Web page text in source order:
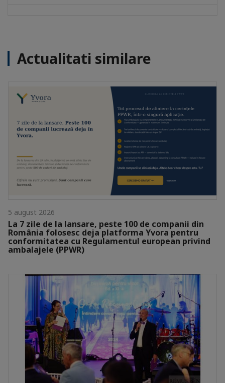
Actualitati similare
5 august 2026
La 7 zile de la lansare, peste 100 de companii din
România folosesc deja platforma Yvora pentru
conformitatea cu Regulamentul european privind
ambalajele (PPWR)